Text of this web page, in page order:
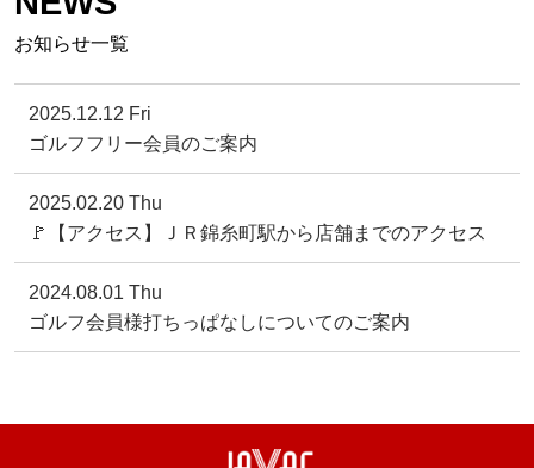
お知らせ一覧
2025.12.12 Fri
ゴルフフリー会員のご案内
2025.02.20 Thu
🚩【アクセス】ＪＲ錦糸町駅から店舗までのアクセス
2024.08.01 Thu
ゴルフ会員様打ちっぱなしについてのご案内